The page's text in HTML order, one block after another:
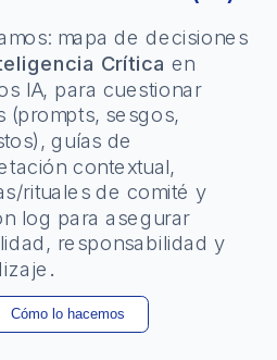
mapa de decisiones
Crítica en
IA, para cuestionar
(prompts, sesgos,
guías de
contextual,
rituales de comité y
log para asegurar
responsabilidad y
.
Cómo lo hacemos